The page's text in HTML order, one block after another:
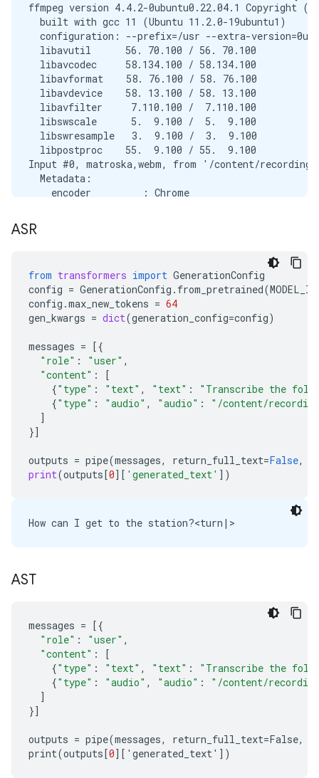
ffmpeg version 4.4.2-0ubuntu0.22.04.1 Copyright (c)
  built with gcc 11 (Ubuntu 11.2.0-19ubuntu1)
configuration: --prefix=/usr --extra-
  libavutil      56. 70.100 / 56. 70.100
  libavcodec     58.134.100 / 58.134.100
  libavformat    58. 76.100 / 58. 76.100
  libavdevice    58. 13.100 / 58. 13.100
  libavfilter     7.110.100 /  7.110.100
  libswscale      5.  9.100 /  5.  9.100
  libswresample   3.  9.100 /  3.  9.100
  libpostproc    55.  9.100 / 55.  9.100
Input #0, matroska,webm, from '/content/
  Metadata:
    encoder         : Chrome
Stream #0:0(eng): Audio: opus, 48000 Hz, mono,
Stream mapping:
Output #0, wav, to '/content/recording.wav':
  Metadata:
    ISFT            : Lavf58.76.100
Stream #0:0(eng): Audio: pcm_s16le
      encoder         : Lavc58.134.100 pcm_s16le
size=     287kB time=00:00:02.99 bitrate=
ASR
from transformers import GenerationConfig
config = GenerationConfig . from_pretrained(MODEL_ID
config .max_new_tokens = 64
gen_kwargs = dict(generation_config=config)
messages = [{
"role" : "user" ,
"content" :
[
{"type" : "text" , "text" :
"Transcribe the
{"type" : "audio" , "audio" :
"/content/
]
}]
outputs = pipe(messages, return_full_text=False,
print(outputs[0][ 'generated_text' ])
AST
messages = [{
"role" : "user" ,
"content" :
[
{"type" : "text" , "text" :
"Transcribe the
{"type" : "audio" , "audio" :
"/content/
]
}]
outputs = pipe(messages, return_full_text=False,
print(outputs[0][ ' generated_text' ])